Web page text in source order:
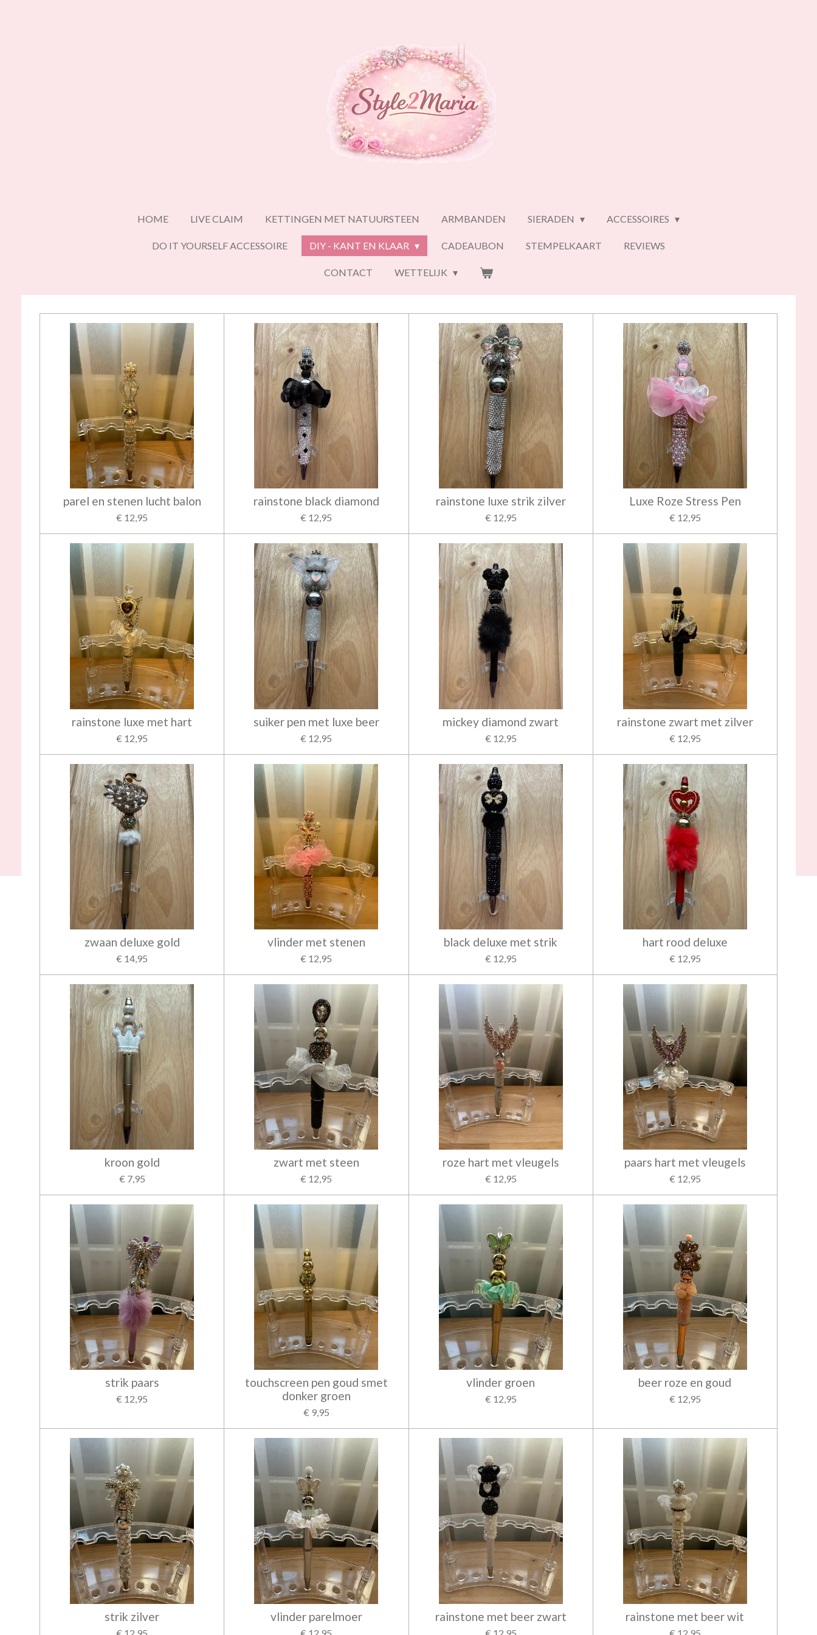
HOME LIVE CLAIM KETTINGEN MET NATUURSTEEN ARMBANDEN SIERADEN ACCESSOIRES
DO IT YOURSELF ACCESSOIRE DIY - KANT EN KLAAR CADEAUBON STEMPELKAART REVIEWS
CONTACT WETTELIJK
parel en stenen lucht balon
€ 12,95
rainstone black diamond
€ 12,95
rainstone luxe strik zilver
€ 12,95
Luxe Roze Stress Pen
€ 12,95
rainstone luxe met hart
€ 12,95
suiker pen met luxe beer
€ 12,95
mickey diamond zwart
€ 12,95
rainstone zwart met zilver
€ 12,95
zwaan deluxe gold
€ 14,95
vlinder met stenen
€ 12,95
black deluxe met strik
€ 12,95
hart rood deluxe
€ 12,95
kroon gold
€ 7,95
zwart met steen
€ 12,95
roze hart met vleugels
€ 12,95
paars hart met vleugels
€ 12,95
strik paars
€ 12,95
touchscreen pen goud smet
donker groen
€ 9,95
vlinder groen
€ 12,95
beer roze en goud
€ 12,95
strik zilver
€ 12,95
vlinder parelmoer
€ 12,95
rainstone met beer zwart
€ 12,95
rainstone met beer wit
€ 12,95